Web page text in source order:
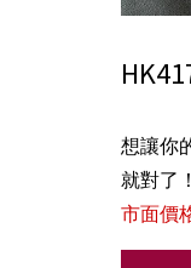
想讓你
就對了！
市面價